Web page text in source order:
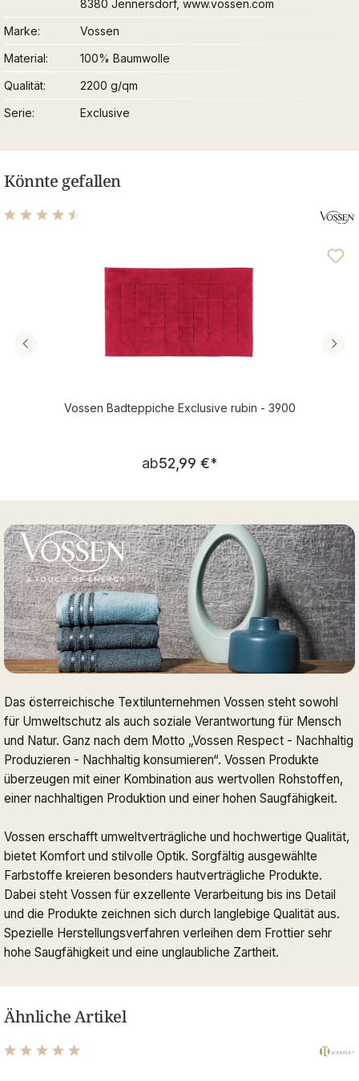
8380 Jennersdorf, www.vossen.com
Marke
Vossen
Material
100% Baumwolle
Qualität
2200 g/qm
Serie
Exclusive
Könnte gefallen
Vossen Badteppiche Exclusive rubin - 3900
Regulärer Preis:
ab52,99 €*
Das österreichische Textilunternehmen Vossen steht sowohl
für Umweltschutz als auch soziale Verantwortung für Mensch
und Natur. Ganz nach dem Motto „Vossen Respect - Nachhaltig
Produzieren - Nachhaltig konsumieren“. Vossen Produkte
überzeugen mit einer Kombination aus wertvollen Rohstoffen,
einer nachhaltigen Produktion und einer hohen Saugfähigkeit.
Vossen erschafft umweltverträgliche und hochwertige Qualität,
bietet Komfort und stilvolle Optik. Sorgfältig ausgewählte
Farbstoffe kreieren besonders hautverträgliche Produkte.
Dabei steht Vossen für exzellente Verarbeitung bis ins Detail
und die Produkte zeichnen sich durch langlebige Qualität aus.
Spezielle Herstellungsverfahren verleihen dem Frottier sehr
hohe Saugfähigkeit und eine unglaubliche Zartheit.
Ähnliche Artikel